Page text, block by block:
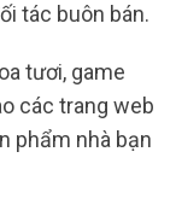
tác buôn bán.
tươi, game
các trang web
phẩm nhà bạn